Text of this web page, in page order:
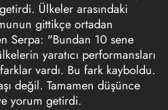
Ülkeler arasındaki
gittikçe ortadan
Serpa: "Bundan 10 sene
yaratıcı performansları
vardı. Bu fark kayboldu.
değil. Tamamen düşünce
yorum getirdi.